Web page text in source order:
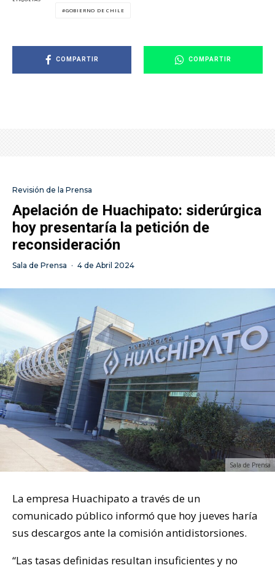
GOBIERNO DE CHILE
COMPARTIR COMPARTIR
Revisión de la Prensa
Apelación de Huachipato: siderúrgica
hoy presentaría la petición de
reconsideración
Sala de Prensa · 4 de Abril 2024
Sala de Prensa
La empresa Huachipato a través de un
comunicado público informó que hoy jueves haría
sus descargos ante la comisión antidistorsiones.
“Las tasas definidas resultan insuficientes y no